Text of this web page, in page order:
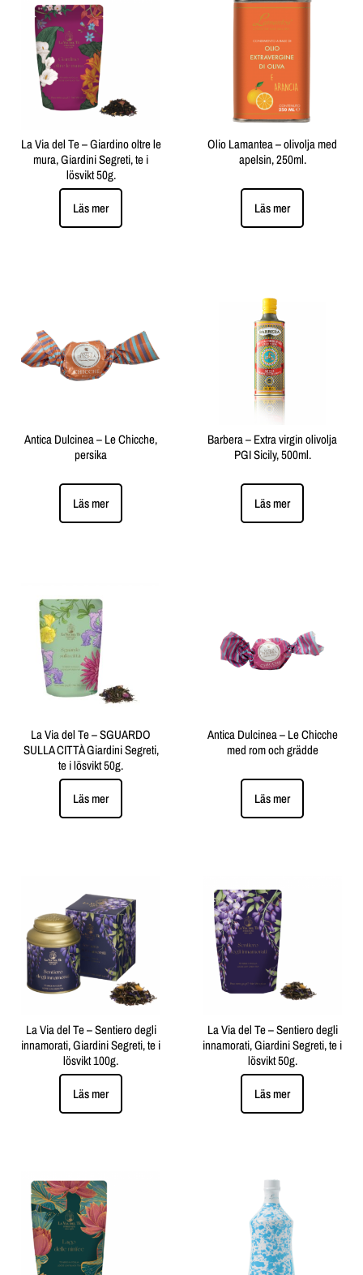
La Via del Te – Giardino oltre le
mura, Giardini Segreti, te i
lösvikt 50g.
Läs mer
Olio Lamantea – olivolja med
apelsin, 250ml.
Läs mer
Antica Dulcinea – Le Chicche,
persika
Läs mer
Barbera – Extra virgin olivolja
PGI Sicily, 500ml.
Läs mer
La Via del Te – SGUARDO
SULLA CITTÀ Giardini Segreti,
te i lösvikt 50g.
Läs mer
Antica Dulcinea – Le Chicche
med rom och grädde
Läs mer
La Via del Te – Sentiero degli
innamorati, Giardini Segreti, te i
lösvikt 100g.
Läs mer
La Via del Te – Sentiero degli
innamorati, Giardini Segreti, te i
lösvikt 50g.
Läs mer